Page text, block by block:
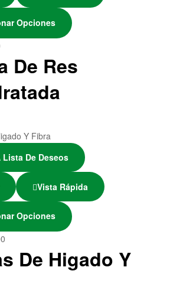
Opciones
De Res
Lista De Deseos
Vista Rápida
Opciones
De Higado Y